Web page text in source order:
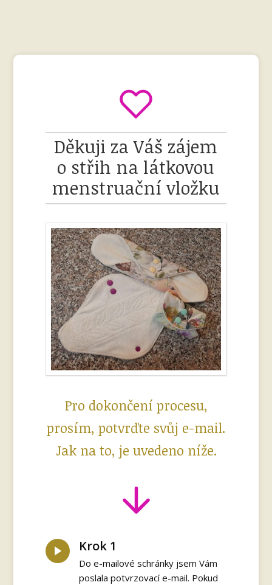
Děkuji za Váš zájem
o střih na látkovou
menstruační vložku
Pro dokončení procesu,
prosím, potvrďte svůj e-mail.
Jak na to, je uvedeno níže.
Krok 1
Do e-mailové schránky jsem Vám
poslala potvrzovací e-mail. Pokud